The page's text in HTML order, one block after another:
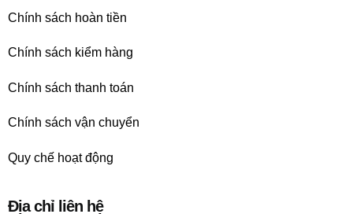
Chính sách hoàn tiền
Chính sách kiểm hàng
Chính sách thanh toán
Chính sách vận chuyển
Quy chế hoạt động
Địa chỉ liên hệ